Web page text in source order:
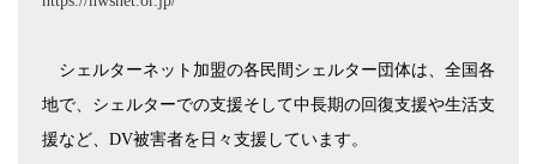
シェルターネット加盟の各民間シェルター団体は、全国各
地で、シェルターでの支援そして中長期の回復支援や生活支
援など、 DV被害者を日々支援しています。